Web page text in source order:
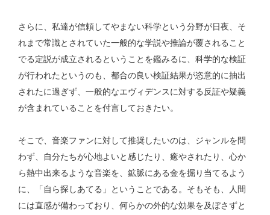
さらに、私達が信頼してやまない科学という分野が日夜、そ
れまで常識とされていた一般的な学説や推論が覆されること
でる定説が成立されるということを鑑みるに、科学的な検証
が行われたというのも、都合の良い検証結果が恣意的に抽出
されたに過ぎず、一般的なエヴィデンスに対する反証や疑義
が含まれていることを付言しておきたい。
そこで、音楽ファンに対して推奨したいのは、ジャンルを問
わず、自分たちが心地よいと感じたり、癒やされたり、心か
ら熱中出来るような音楽を、鉱脈にある金を掘り当てるよう
に、「自ら探しあてる」ということである。そもそも、人間
には直感が備わっており、何らかの外的な効果を及ぼさずと